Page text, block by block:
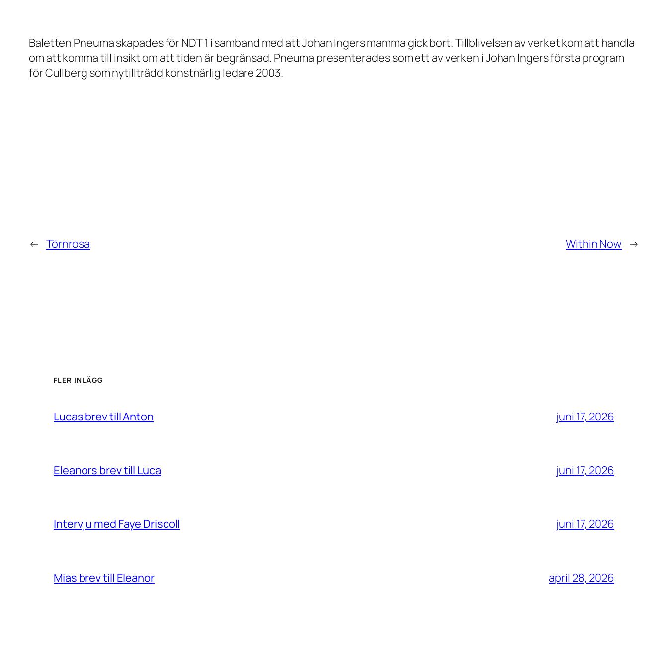
Baletten Pneumaskapades för NDT 1 i samband med att Johan Ingers mamma gick bort. Tillblivelsen av verket kom att handla
om att komma till insikt om att tiden är begränsad. Pneuma presenterades som ett av verken i Johan Ingers första program
för Cullberg som nytillträdd konstnärlig ledare 2003.
← Törnrosa Within Now →
FLER INLÄGG
Lucas brev till Anton juni 17, 2026
Eleanors brev till Luca juni 17, 2026
Intervju med Faye Driscoll juni 17, 2026
Mias brev till Eleanor april 28, 2026